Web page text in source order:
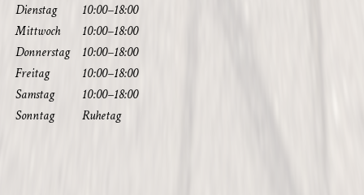
Diens­tag
10:00–18:00
Mitt­woch
10:00–18:00
Don­ners­tag
10:00–18:00
Frei­tag
10:00–18:00
Sams­tag
10:00–18:00
Sonn­tag
Ruhe­tag